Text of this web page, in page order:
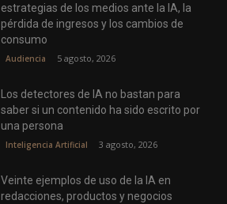
estrategias de los medios ante la IA, la
pérdida de ingresos y los cambios de
consumo
Audiencia 5 agosto, 2026
Los detectores de IA no bastan para
saber si un contenido ha sido escrito por
una persona
Inteligencia Artificial 3 agosto, 2026
Veinte ejemplos de uso de la IA en
redacciones, productos y negocios